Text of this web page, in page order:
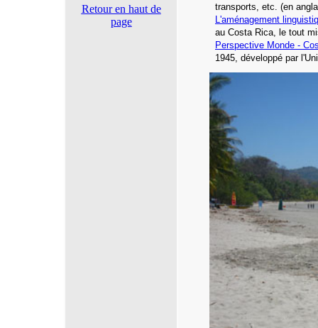
Retour en haut de
page
transports, etc. (en
L'aménagement
au Costa Rica, le tout
Perspective Monde -
1945, développé par